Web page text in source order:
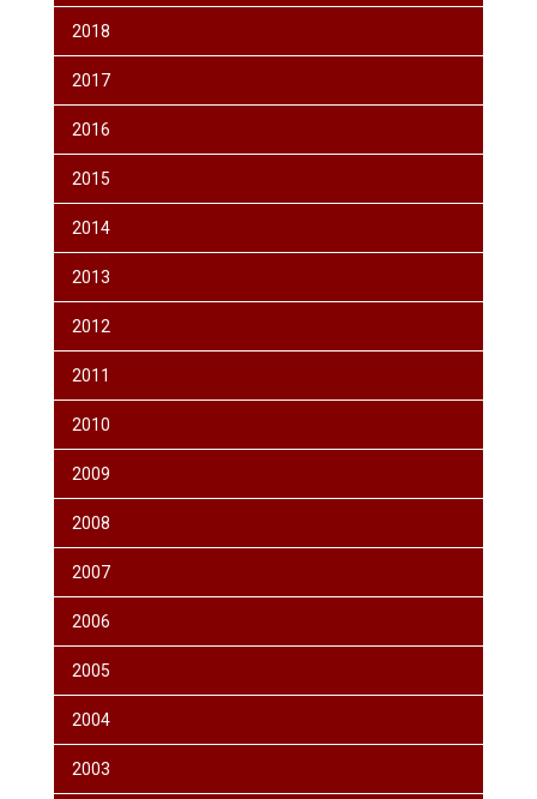
2018
2017
2016
2015
2014
2013
2012
2011
2010
2009
2008
2007
2006
2005
2004
2003